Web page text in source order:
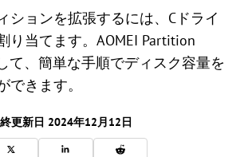
ションを拡張するには、Cドライ
り当てます。AOMEI Partition
て、簡単な手順でディスク容量を
できます。
更新日 2024年12月12日